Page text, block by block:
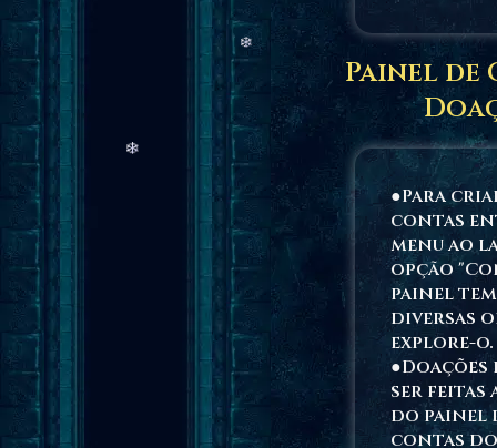
Painel de
●Para
contas
menu ao
opção
painel tem
diversas
explore-o.
●Doações
ser feitas
do painel
contas do